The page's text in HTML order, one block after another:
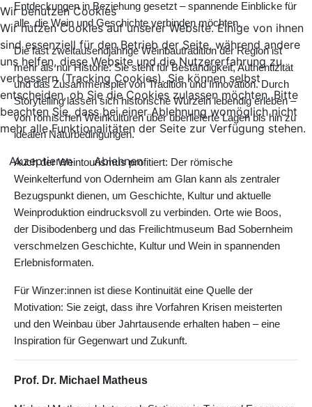
Entdeckungen in Beziehung gesetzt – spannende Einblicke für
alle, die Wein und Geschichte verbinden möchten.
Die fast zweitausendjährige Weinbautradition der Region ist
mehr als nur Historie: Sie steht für Beständigkeit, Authentizität
und das Zusammenspiel von Tradition und Innovation. Durch
Storytelling lassen sich historische Wurzeln lebendig erleben –
von römischen Weinkulturen über überlieferte Lagen bis hin zu
idealen Naturbedingungen.
Auch der Weintourismus profitiert: Der römische
Weinkelterfund von Odernheim am Glan kann als zentraler
Bezugspunkt dienen, um Geschichte, Kultur und aktuelle
Weinproduktion eindrucksvoll zu verbinden. Orte wie Boos,
der Disibodenberg und das Freilichtmuseum Bad Sobernheim
verschmelzen Geschichte, Kultur und Wein in spannenden
Erlebnisformaten.
Für Winzer:innen ist diese Kontinuität eine Quelle der
Motivation: Sie zeigt, dass ihre Vorfahren Krisen meisterten
und den Weinbau über Jahrtausende erhalten haben – eine
Inspiration für Gegenwart und Zukunft.
Prof. Dr. Michael Matheus
Wir benutzen Cookies
Wir nutzen Cookies auf unserer Website. Einige von ihnen
sind essenziell für den Betrieb der Seite, während andere
uns helfen, diese Website und die Nutzererfahrung zu
verbessern (Tracking Cookies). Sie können selbst
entscheiden, ob Sie die Cookies zulassen möchten. Bitte
beachten Sie, dass bei einer Ablehnung womöglich nicht
mehr alle Funktionalitäten der Seite zur Verfügung stehen.
Akzeptieren Ablehnen